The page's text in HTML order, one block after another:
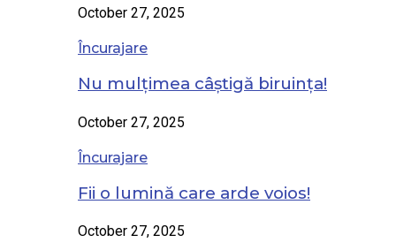
October 27, 2025
Încurajare
Nu mulțimea câștigă biruința!
October 27, 2025
Încurajare
Fii o lumină care arde voios!
October 27, 2025